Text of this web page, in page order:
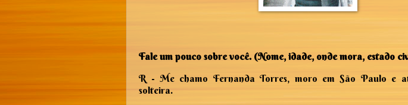
Fale um pouco sobre você. (Nome, idade, onde mora, estado
R - Me chamo Fernanda Torres, moro em São Paulo e
solteira.